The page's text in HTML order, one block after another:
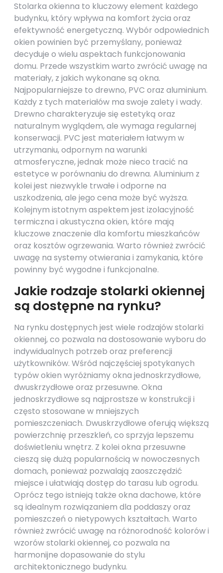
Stolarka okienna to kluczowy element każdego
budynku, który wpływa na komfort życia oraz
efektywność energetyczną. Wybór odpowiednich
okien powinien być przemyślany, ponieważ
decyduje o wielu aspektach funkcjonowania
domu. Przede wszystkim warto zwrócić uwagę na
materiały, z jakich wykonane są okna.
Najpopularniejsze to drewno, PVC oraz aluminium.
Każdy z tych materiałów ma swoje zalety i wady.
Drewno charakteryzuje się estetyką oraz
naturalnym wyglądem, ale wymaga regularnej
konserwacji. PVC jest materiałem łatwym w
utrzymaniu, odpornym na warunki
atmosferyczne, jednak może nieco tracić na
estetyce w porównaniu do drewna. Aluminium z
kolei jest niezwykle trwałe i odporne na
uszkodzenia, ale jego cena może być wyższa.
Kolejnym istotnym aspektem jest izolacyjność
termiczna i akustyczna okien, które mają
kluczowe znaczenie dla komfortu mieszkańców
oraz kosztów ogrzewania. Warto również zwrócić
uwagę na systemy otwierania i zamykania, które
powinny być wygodne i funkcjonalne.
Jakie rodzaje stolarki okiennej
są dostępne na rynku?
Na rynku dostępnych jest wiele rodzajów stolarki
okiennej, co pozwala na dostosowanie wyboru do
indywidualnych potrzeb oraz preferencji
użytkowników. Wśród najczęściej spotykanych
typów okien wyróżniamy okna jednoskrzydłowe,
dwuskrzydłowe oraz przesuwne. Okna
jednoskrzydłowe są najprostsze w konstrukcji i
często stosowane w mniejszych
pomieszczeniach. Dwuskrzydłowe oferują większą
powierzchnię przeszkleń, co sprzyja lepszemu
doświetleniu wnętrz. Z kolei okna przesuwne
cieszą się dużą popularnością w nowoczesnych
domach, ponieważ pozwalają zaoszczędzić
miejsce i ułatwiają dostęp do tarasu lub ogrodu.
Oprócz tego istnieją także okna dachowe, które
są idealnym rozwiązaniem dla poddaszy oraz
pomieszczeń o nietypowych kształtach. Warto
również zwrócić uwagę na różnorodność kolorów i
wzorów stolarki okiennej, co pozwala na
harmonijne dopasowanie do stylu
architektonicznego budynku.